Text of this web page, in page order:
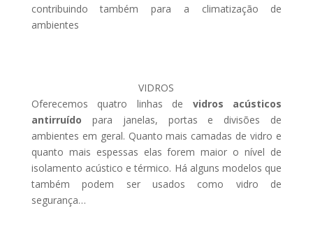
contribuindo também para a climatização de
ambientes
VIDROS
Oferecemos quatro linhas de
vidros acústicos
antirruído
para janelas, portas e divisões de
ambientes em geral. Quanto mais camadas de vidro e
quanto mais espessas elas forem maior o nível de
isolamento acústico e térmico. Há alguns modelos que
também podem ser usados como vidro de
segurança…